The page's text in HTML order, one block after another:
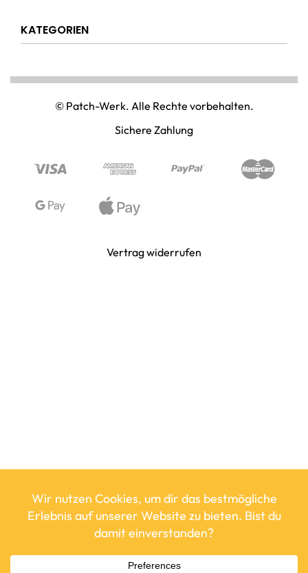
Widerrufsrecht
Versandkostenpauschale
Mein Konto
KATEGORIEN
PAINTBALL & AIRSOFT
PUNISHER & SKULLS
WIKINGER & MITTELALTERWELTEN
© Patch-Werk. Alle Rechte vorbehalten.
Sichere Zahlung
Vertrag widerrufen